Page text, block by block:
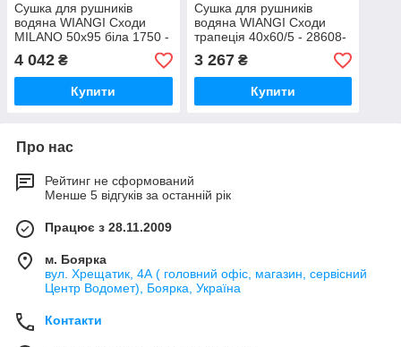
Сушка для рушників
водяна WIANGI Сходи
MILANO 50х95 біла 1750 -
28602-01
4 042 ₴
Купити
Сушка для рушників
водяна WIANGI Сходи
трапеція 40х60/5 - 28608-
01
3 267₴
Купити
Про нас
Рейтинг не сформований
Менше 5 відгуків за останній рік
Працює з 28.11.2009
м. Боярка
вул. Хрещатик, 4А ( головний офіс, магазин, сервісний
Центр Водомет), Боярка, Україна
Контакти